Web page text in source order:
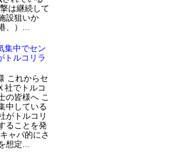
は継続して
設狙いか
、）...
集中でセン
トルコリラ
これからセ
社でトルコ
の皆様へ こ
中している
がトルコリ
ることを発
ャパ的にさ
定...